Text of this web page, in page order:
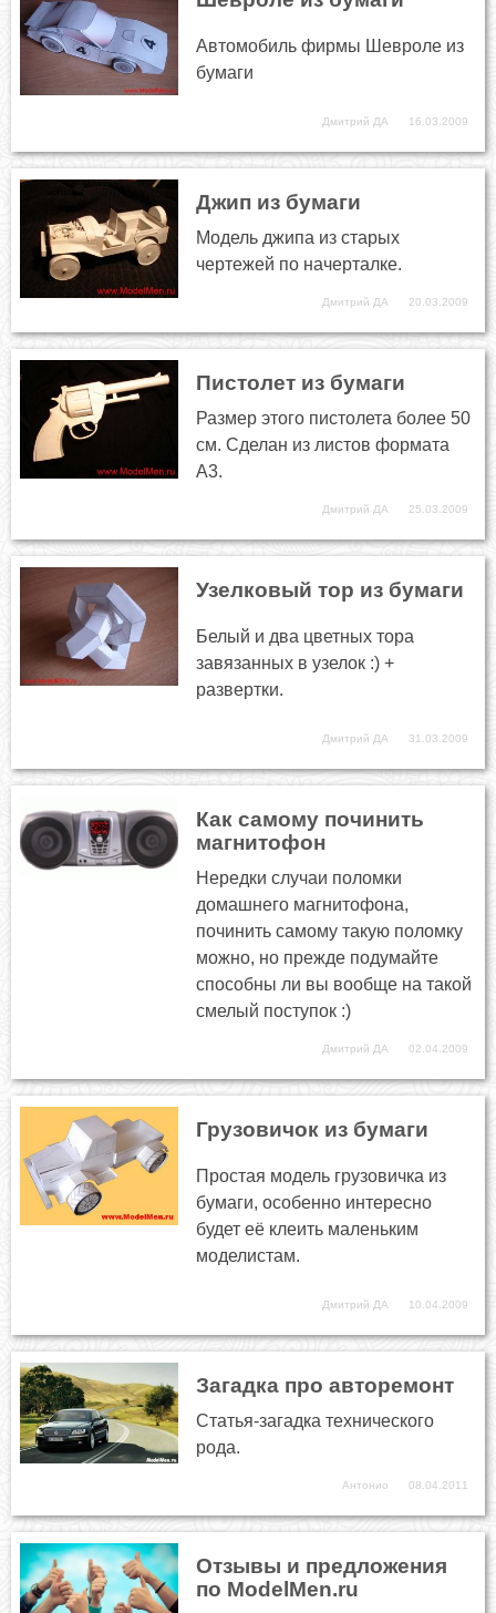
Автомобиль фирмы Шевроле из
бумаги
Дмитрий ДА 16.03.2009
Джип из бумаги
Модель джипа из старых
чертежей по начерталке.
Дмитрий ДА 20.03.2009
Пистолет из бумаги
Размер этого пистолета более 50
см. Сделан из листов формата
А3.
Дмитрий ДА 25.03.2009
Узелковый тор из бумаги
Белый и два цветных тора
завязанных в узелок :) +
развертки.
Дмитрий ДА 31.03.2009
Как самому починить
магнитофон
Нередки случаи поломки
домашнего магнитофона,
починить самому такую поломку
можно, но прежде подумайте
способны ли вы вообще на такой
смелый поступок :)
Дмитрий ДА 02.04.2009
Грузовичок из бумаги
Простая модель грузовичка из
бумаги, особенно интересно
будет её клеить маленьким
моделистам.
Дмитрий ДА 10.04.2009
Загадка про авторемонт
Статья-загадка технического
рода.
Антонио 08.04.2011
Отзывы и предложения
по ModelMen.ru